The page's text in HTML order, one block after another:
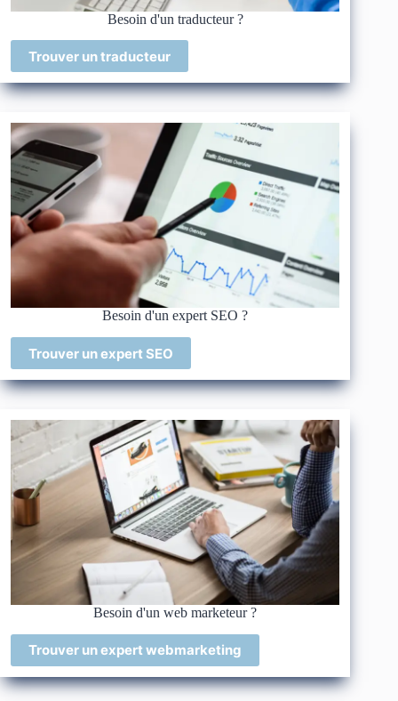
Besoin d'un traducteur ?
Trouver un traducteur
Besoin d'un expert SEO ?
Trouver un expert SEO
Besoin d'un web marketeur ?
Trouver un expert webmarketing